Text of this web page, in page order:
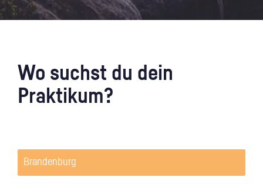
Wo suchst du dein
Praktikum?